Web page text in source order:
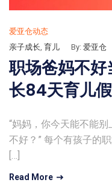
爱亚仓动态
亲子成长 育儿 By: 爱亚仓
职场爸妈不
长84天育儿假
“妈妈，你今天能不能
不好？” 每个有孩子的
[…]
Read More